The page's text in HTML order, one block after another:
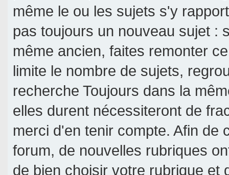
même le ou les sujets s'y
pas toujours un nouveau sujet :
même ancien, faites remonter
limite le nombre de sujets,
recherche Toujours dans la
elles durent nécessiteront de
merci d'en tenir compte. Afin de
forum, de nouvelles rubriques
de bien choisir votre rubrique et